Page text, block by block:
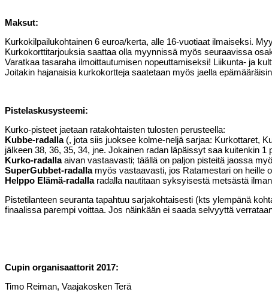
Maksut:
Kurkokilpailukohtainen 6 euroa/kerta, alle 16-vuotiaat ilmaiseksi.
Kurkokorttitarjouksia saattaa olla myynnissä myös seuraavissa
Varatkaa tasaraha ilmoittautumisen nopeuttamiseksi! Liikunta- ja
Joitakin hajanaisia kurkokortteja saatetaan myös jaella
Pistelaskusysteemi:
Kurko-pisteet jaetaan ratakohtaisten tulosten perusteella:
Kubbe-radalla(, jota siis juoksee kolme-neljä sarjaa: Kurkottaret,
jälkeen 38, 36, 35, 34, jne. Jokainen radan läpäissyt saa kuitenkin
Kurko-radallaaivan vastaavasti; täällä on paljon pisteitä jaossa
SuperGubbet-radallamyös vastaavasti, jos Ratamestari on heille
Helppo Elämä-radallaradalla nautitaan syksyisestä metsästä
Pistetilanteen seuranta tapahtuu sarjakohtaisesti (kts ylempänä
finaalissa parempi voittaa. Jos näinkään ei saada selvyyttä
Cupin organisaattorit 2017:
Timo Reiman, Vaajakosken Terä